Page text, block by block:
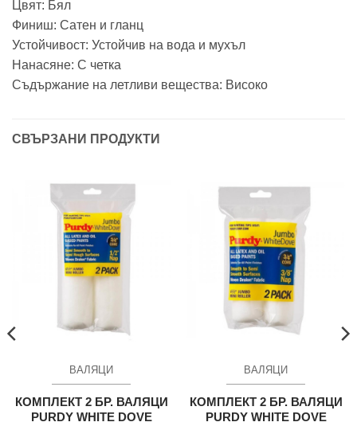
Цвят: Бял
Финиш: Сатен и гланц
Устойчивост: Устойчив на вода и мухъл
Нанасяне: С четка
Съдържание на летливи вещества: Високо
СВЪРЗАНИ ПРОДУКТИ
ВАЛЯЦИ
КОМПЛЕКТ 2 БР. ВАЛЯЦИ
PURDY WHITE DOVE
ВАЛЯЦИ
КОМПЛЕКТ 2 БР. ВАЛЯЦИ
PURDY WHITE DOVE